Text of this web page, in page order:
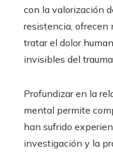
con la valorización
resistencia, ofrecen
tratar el dolor
invisibles del
Profundizar en la
mental permite
han sufrido
investigación y la